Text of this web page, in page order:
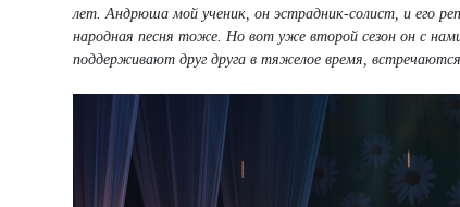
лет. Андрюша мой ученик, он эстрадник-солист, и его
народная песня тоже. Но вот уже второй сезон он с
поддерживают друг друга в тяжелое время,